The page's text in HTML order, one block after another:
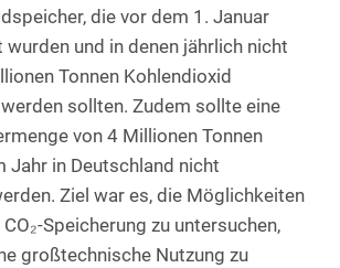
die vor dem 1. Januar
und in denen jährlich nicht
Tonnen Kohlendioxid
sollten. Zudem sollte eine
von 4 Millionen Tonnen
Jahr in Deutschland nicht
Ziel war es, die Möglichkeiten
Speicherung zu untersuchen,
großtechnische Nutzung zu